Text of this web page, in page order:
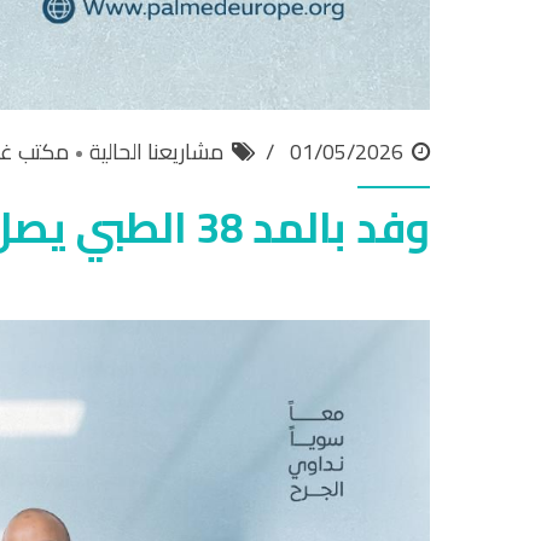
01/05/2026 مشاريعنا الحالية مكتب
وفد بالمد 38 الطبي يصل إلى قطاع غزة